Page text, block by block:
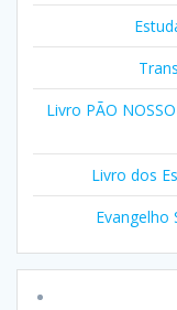
Livro PÃO
Livro dos
Evangelho